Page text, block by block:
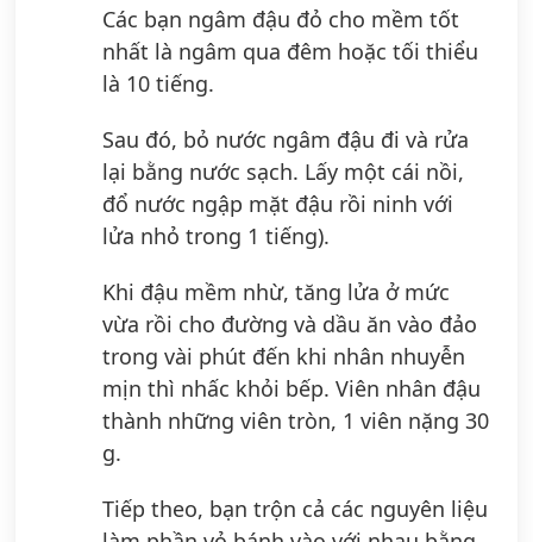
Các bạn ngâm đậu đỏ cho mềm tốt
nhất là ngâm qua đêm hoặc tối thiểu
là 10 tiếng.
Sau đó, bỏ nước ngâm đậu đi và rửa
lại bằng nước sạch. Lấy một cái nồi,
đổ nước ngập mặt đậu rồi ninh với
lửa nhỏ trong 1 tiếng).
Khi đậu mềm nhừ, tăng lửa ở mức
vừa rồi cho đường và dầu ăn vào đảo
trong vài phút đến khi nhân nhuyễn
mịn thì nhấc khỏi bếp. Viên nhân đậu
thành những viên tròn, 1 viên nặng 30
g.
Tiếp theo, bạn trộn cả các nguyên liệu